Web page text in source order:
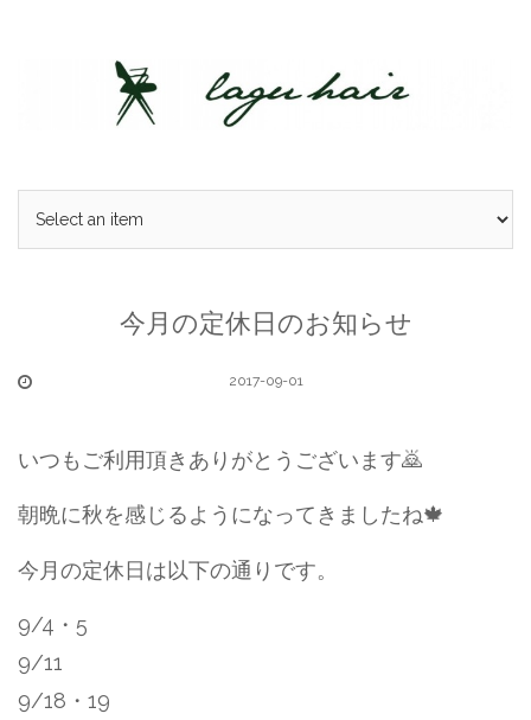
今月の定休日のお知らせ
2017-09-01
いつもご利用頂きありがとうございます🙇
朝晩に秋を感じるようになってきましたね🍁
今月の定休日は以下の通りです。
9/4・5
9/11
9/18・19